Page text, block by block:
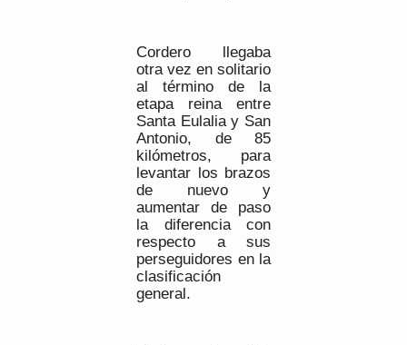
Cordero llegaba
otra vez en solitario
al término de la
etapa reina entre
Santa Eulalia y San
Antonio, de 85
kilómetros, para
levantar los brazos
de nuevo y
aumentar de paso
la diferencia con
respecto a sus
perseguidores en la
clasificación
general.